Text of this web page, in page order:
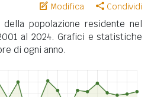
Modifica Condividi
della popolazione residente nel
al 2024. Grafici e statistiche
di ogni anno.